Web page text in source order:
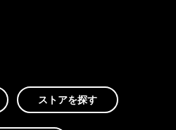
ストアを探す